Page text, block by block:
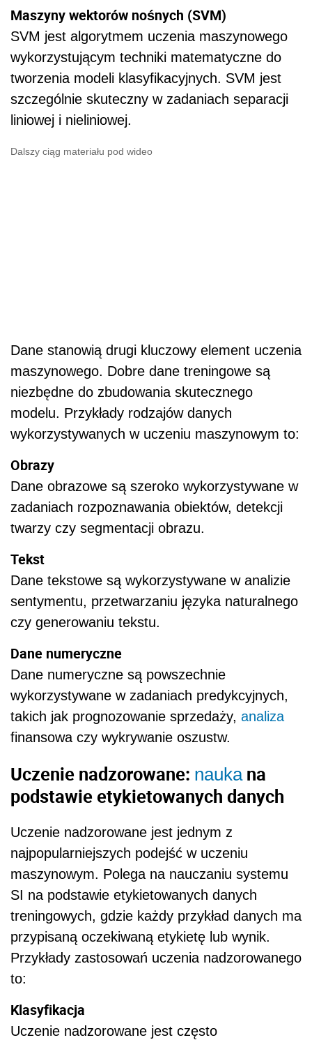
Maszyny wektorów nośnych (SVM)
SVM jest algorytmem uczenia maszynowego
wykorzystującym techniki matematyczne do
tworzenia modeli klasyfikacyjnych. SVM jest
szczególnie skuteczny w zadaniach separacji
liniowej i nieliniowej.
Dalszy ciąg materiału pod wideo
Dane stanowią drugi kluczowy element uczenia
maszynowego. Dobre dane treningowe są
niezbędne do zbudowania skutecznego
modelu. Przykłady rodzajów danych
wykorzystywanych w uczeniu maszynowym to:
Obrazy
Dane obrazowe są szeroko wykorzystywane w
zadaniach rozpoznawania obiektów, detekcji
twarzy czy segmentacji obrazu.
Tekst
Dane tekstowe są wykorzystywane w analizie
sentymentu, przetwarzaniu języka naturalnego
czy generowaniu tekstu.
Dane numeryczne
Dane numeryczne są powszechnie
wykorzystywane w zadaniach predykcyjnych,
takich jak prognozowanie sprzedaży, analiza
finansowa czy wykrywanie oszustw.
Uczenie nadzorowane: naukana
podstawie etykietowanych danych
Uczenie nadzorowane jest jednym z
najpopularniejszych podejść w uczeniu
maszynowym. Polega na nauczaniu systemu
SI na podstawie etykietowanych danych
treningowych, gdzie każdy przykład danych ma
przypisaną oczekiwaną etykietę lub wynik.
Przykłady zastosowań uczenia nadzorowanego
to:
Klasyfikacja
Uczenie nadzorowane jest często